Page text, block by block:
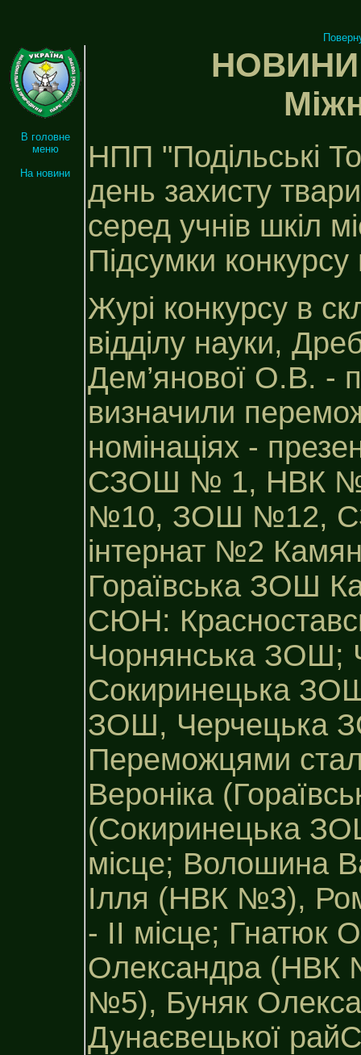
В головне
меню
На новини
НОВИНИ
НПП "Подільські
день захисту
серед учнів шкіл
Підсумки
Журі конкурсу в
відділу науки,
Дем’янової О.В. -
визначили
номінаціях -
СЗОШ № 1, НВК
№10, ЗОШ №12,
інтернат №2
Гораївська ЗОШ
СЮН:
Чорнянська ЗОШ;
Сокиринецька
ЗОШ, Черчецька
Переможцями
Вероніка
(Сокиринецька
місце; Волошина
Ілля (НВК №3),
- II місце; Гнатюк
Олександра (НВК
№5), Буняк
Дунаєвецької